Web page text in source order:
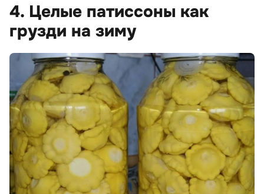
4. Целые патиссоны как
грузди на зиму